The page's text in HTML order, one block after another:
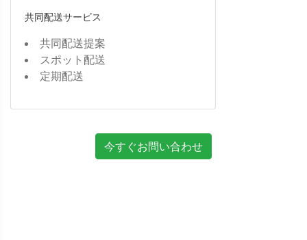
共同配送サービス
共同配送提案
スポット配送
定期配送
今すぐお問い合わせ